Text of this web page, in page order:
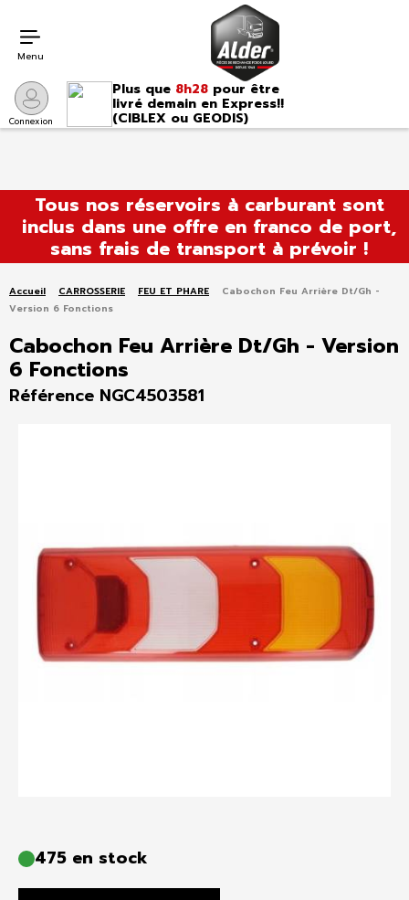
contenu
Tous nos réservoirs à carburant sont
inclus dans une offre en franco de port,
sans frais de transport à prévoir !
Connexion
Plus que 8h28 pour être
livré demain en Express!!
(CIBLEX ou GEODIS)
Menu
Accueil CARROSSERIE FEU ET PHARE
Cabochon Feu Arrière Dt/Gh -
Version 6 Fonctions
Cabochon Feu Arrière Dt/Gh - Version
6 Fonctions
Référence NGC4503581
475 en stock